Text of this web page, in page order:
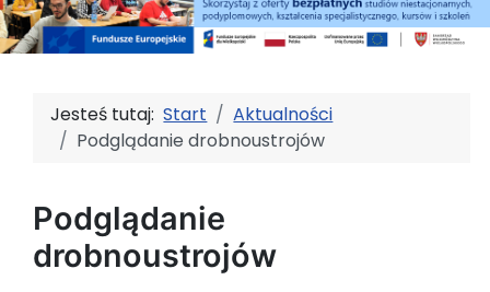
Jesteś tutaj:Start
Aktualności
Podglądanie drobnoustrojów
Podglądanie
drobnoustrojów